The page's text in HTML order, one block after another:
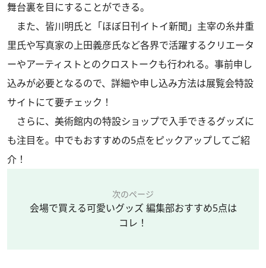
舞台裏を目にすることができる。
また、皆川明氏と「ほぼ日刊イトイ新聞」主宰の糸井重
里氏や写真家の上田義彦氏など各界で活躍するクリエータ
ーやアーティストとのクロストークも行われる。事前申し
込みが必要となるので、詳細や申し込み方法は展覧会特設
サイトにて要チェック！
さらに、美術館内の特設ショップで入手できるグッズに
も注目を。中でもおすすめの5点をピックアップしてご紹
介！
次のページ
会場で買える可愛いグッズ 編集部おすすめ5点は
コレ！